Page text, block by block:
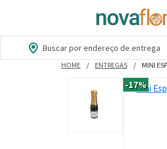
Buscar por endereço de entrega
HOME ENTREGAS MINI
-17%